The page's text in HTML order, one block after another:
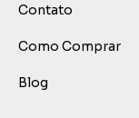
Contato
Como Comprar
Blog